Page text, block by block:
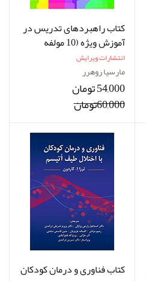
کتاب راهبردهای تدریس در
آموزش ویژه (10 مولفه
ضروری برای موفقیت دانش
آموزان با نیازهای ویژه)
انتشارات ویرایش
مارسیا روهرر
54,000 تومان
60,000تومان
کتاب فناوری و درمان کودکان